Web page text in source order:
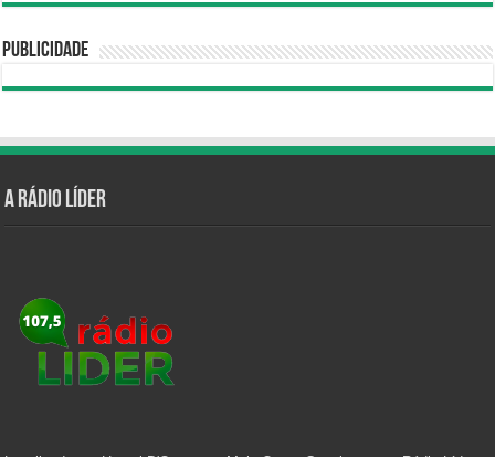
Publicidade
A Rádio Líder